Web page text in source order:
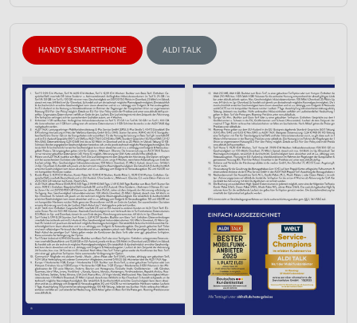
HANDY & SMARTPHONE ALDI TALK